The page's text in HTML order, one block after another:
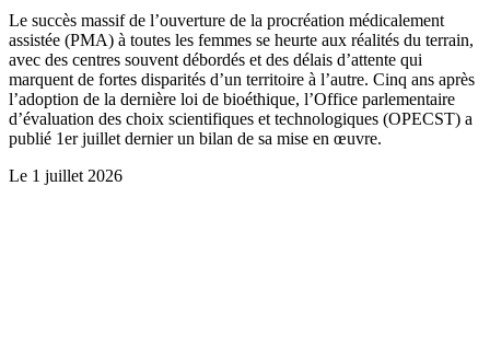
Le succès massif de l’ouverture de la procréation médicalement
assistée (PMA) à toutes les femmes se heurte aux réalités du terrain,
avec des centres souvent débordés et des délais d’attente qui
marquent de fortes disparités d’un territoire à l’autre. Cinq ans après
l’adoption de la dernière loi de bioéthique, l’Office parlementaire
d’évaluation des choix scientifiques et technologiques (OPECST) a
publié 1er juillet dernier un bilan de sa mise en œuvre.
Le 1 juillet 2026